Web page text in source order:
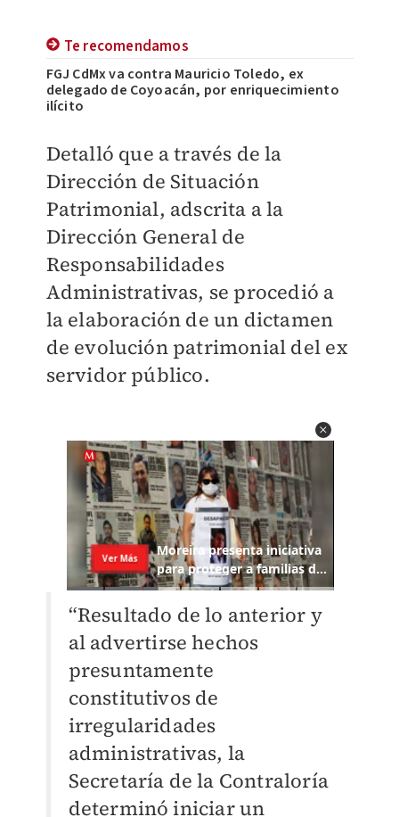
Te recomendamos
FGJ CdMx va contra Mauricio Toledo, ex
delegado de Coyoacán, por enriquecimiento
ilícito
Detalló que a través de la
Dirección de Situación
Patrimonial, adscrita a la
Dirección General de
Responsabilidades
Administrativas, se procedió a
la elaboración de un dictamen
de evolución patrimonial del ex
servidor público.
“Resultado de lo anterior y
al advertirse hechos
presuntamente
constitutivos de
irregularidades
administrativas, la
Secretaría de la Contraloría
determinó iniciar un